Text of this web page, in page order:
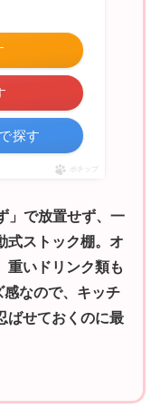
探す
ポチップ
」で放置せず、一
式ストック棚。オ
重いドリンク類も
なので、キッチ
ばせておくのに最